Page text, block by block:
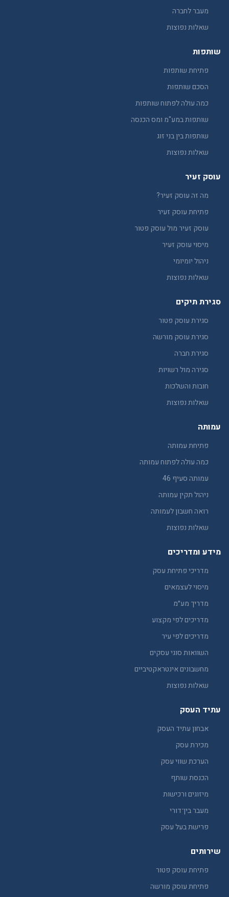
מעבר לחברה
שאלות נפוצות
שותפות
פתיחת שותפות
הסכם שותפות
כמה עולה לפתוח שותפות
שותפות במע"מ ומס הכנסה
שותפות בין בני זוג
שאלות נפוצות
עוסק זעיר
מה זה עוסק זעיר?
פתיחת עוסק זעיר
עוסק זעיר מול עוסק פטור
מיסוי עוסק זעיר
ניהול יומיומי
שאלות נפוצות
סגירת תיקים
סגירת עוסק פטור
סגירת עוסק מורשה
סגירת חברה
סגירה מול רשויות
חובות והשלכות
שאלות נפוצות
עמותה
פתיחת עמותה
כמה עולה לפתוח עמותה
עמותה סעיף 46
ניהול תקין עמותה
רואה חשבון לעמותה
שאלות נפוצות
מידע ומדריכים
מדריכי פתיחת עסק
מיסוי לעצמאים
מדריך מע״מ
מדריכים לפי מקצוע
מדריכים לפי עיר
השוואות סוגי עסקים
מחשבונים אינטראקטיביים
שאלות נפוצות
עתיד העסק
אבחון עתיד העסק
מכירת עסק
הערכת שווי עסק
הכנסת שותף
מיזוגים ורכישות
מעבר בין־דורי
פרישת בעל עסק
שירותים
פתיחת עוסק פטור
פתיחת עוסק מורשה